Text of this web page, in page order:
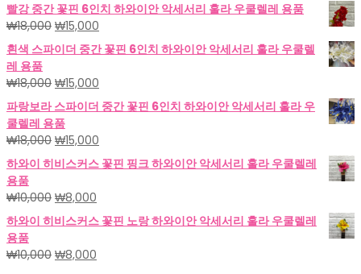
빨강 중간 꽃핀 6인치 하와이안 악세서리 훌라 우쿨렐레 용품
₩18,000 원
래
가
격:
₩18,000.
₩15,000
재
가
₩15,000.
흰색 스파이더 중간 꽃핀 6인치 하와이안 악세서리 훌라 우쿨렐
레 용품
₩18,000 원
래
가
격:
₩18,000.
₩15,000
재
가
₩15,000.
파랑보라 스파이더 중간 꽃핀 6인치 하와이안 악세서리 훌라 우
쿨렐레 용품
₩18,000 원
래
가
격:
₩18,000.
₩15,000
재
가
하와이 히비스커스 꽃핀 핑크 하와이안 악세서리 훌라 우쿨렐레
용품
₩10,000 원
래
가
격:
₩10,000.
₩8,000
재
가
₩8,000.
하와이 히비스커스 꽃핀 노랑 하와이안 악세서리 훌라 우쿨렐레
용품
₩10,000 원
₩8,000